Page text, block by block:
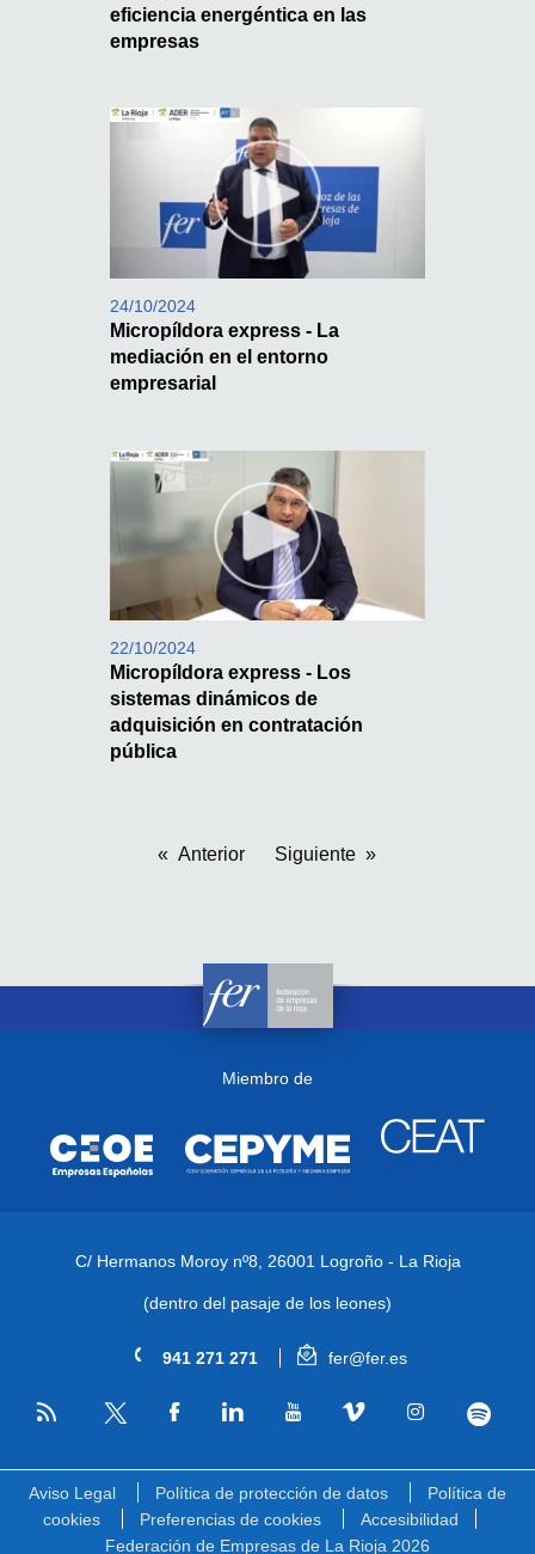
eficiencia energéntica en las
empresas
24/10/2024
Micropíldora express - La
mediación en el entorno
empresarial
22/10/2024
Micropíldora express - Los
sistemas dinámicos de
adquisición en contratación
pública
Anterior Siguiente
Miembro de
C/ Hermanos Moroy nº8, 26001 Logroño - La Rioja
(dentro del pasaje de los leones)
941 271 271 fer@fer.es
RSS
Aviso Legal Política de protección de datos
Política de
cookies
Preferencias de cookies
Accesibilidad
Federación de Empresas de La Rioja 2026